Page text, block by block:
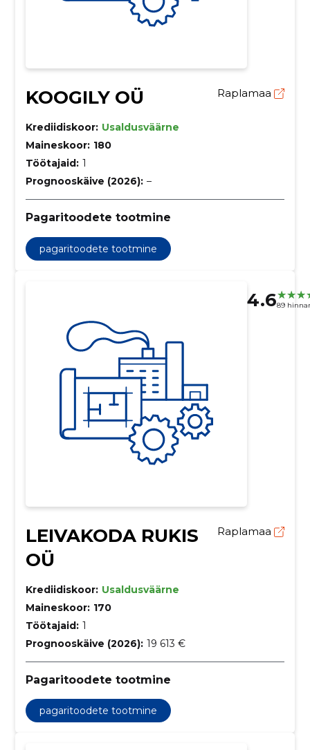
KOOGILY OÜ Raplamaa
Krediidiskoor: Usaldusväärne
Maineskoor: 180
Töötajaid: 1
Prognooskäive (2026): –
Pagaritoodete tootmine
pagaritoodete tootmine
4.689
LEIVAKODA RUKIS
OÜ
Raplamaa
Krediidiskoor: Usaldusväärne
Maineskoor: 170
Töötajaid: 1
Prognooskäive (2026): 19 613 €
Pagaritoodete tootmine
pagaritoodete tootmine